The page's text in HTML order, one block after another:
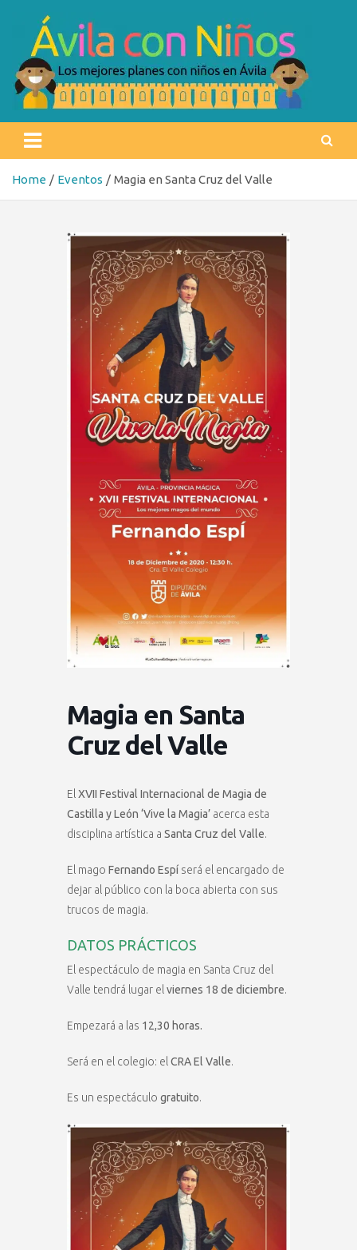
content
Ávila con niños
Home Eventos Magia en Santa Cruz del Valle
Magia en Santa
Cruz del Valle
El XVII Festival Internacional de Magia de
Castilla y León ‘Vive la Magia’ acerca esta
disciplina artística a Santa Cruz del Valle.
El mago Fernando Espí será el encargado de
dejar al público con la boca abierta con sus
trucos de magia.
DATOS PRÁCTICOS
El espectáculo de magia en Santa Cruz del
Valle tendrá lugar el viernes 18 de diciembre.
Empezará a las 12,30 horas.
Será en el colegio: el CRA El Valle.
Es un espectáculo gratuito.